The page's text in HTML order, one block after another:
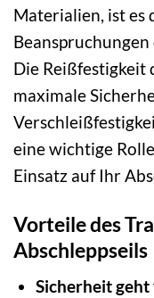
Materialien, ist es
Die Reißfestigkeit
maximale
eine wichtige
Einsatz auf Ihr
Vorteile des
Abschleppseils
Sicherheit geht